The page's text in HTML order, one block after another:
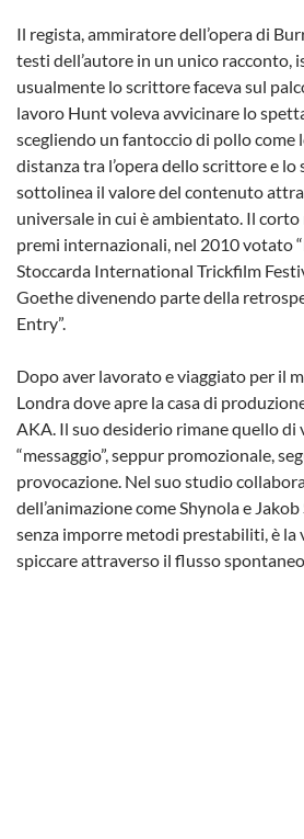
Il regista, ammiratore dell’opera di
testi dell’autore in un unico racconto,
usualmente lo scrittore faceva sul
lavoro Hunt voleva avvicinare lo
scegliendo un fantoccio di pollo
distanza tra l’opera dello scrittore e
sottolinea il valore del contenuto
universale in cui è ambientato. Il
premi internazionali, nel 2010 votato
Stoccarda International Trickfilm
Goethe divenendo parte della
Entry”.
Dopo aver lavorato e viaggiato per il
Londra dove apre la casa di
AKA. Il suo desiderio rimane quello di
“messaggio”, seppur promozionale,
provocazione. Nel suo studio
dell’animazione come Shynola e
senza imporre metodi prestabiliti, è la
spiccare attraverso il flusso